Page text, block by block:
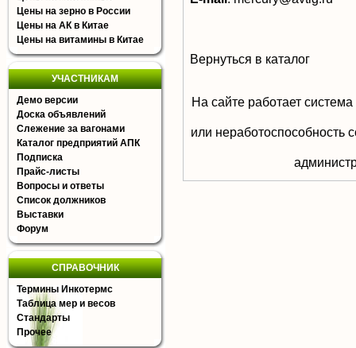
Цены на зерно в России
Цены на АК в Китае
Цены на витамины в Китае
УЧАСТНИКАМ
Демо версии
Доска объявлений
Слежение за вагонами
Каталог предприятий АПК
Подписка
Прайс-листы
Вопросы и ответы
Список должников
Выставки
Форум
СПРАВОЧНИК
Термины Инкотермс
Таблица мер и весов
Стандарты
Прочее
Вернуться в каталог
На сайте работает
или неработоспособность